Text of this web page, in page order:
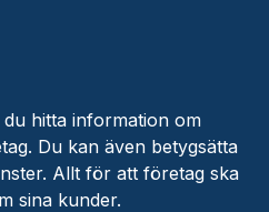
hitta information om
Du kan även betygsätta
Allt för att företag ska
sina kunder.